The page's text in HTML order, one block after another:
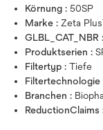
Körnung : 50SP
Marke : Zeta
GLBL_CAT_NBR :
Produktserien :
Filtertyp : Tiefe
Filtertechnologie
Branchen :
ReductionClaims